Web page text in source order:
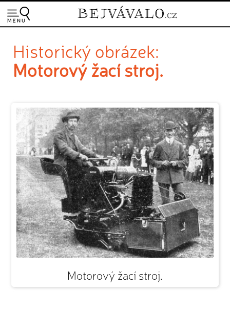
Historický obrázek:
Motorový žací stroj.
Motorový žací stroj.